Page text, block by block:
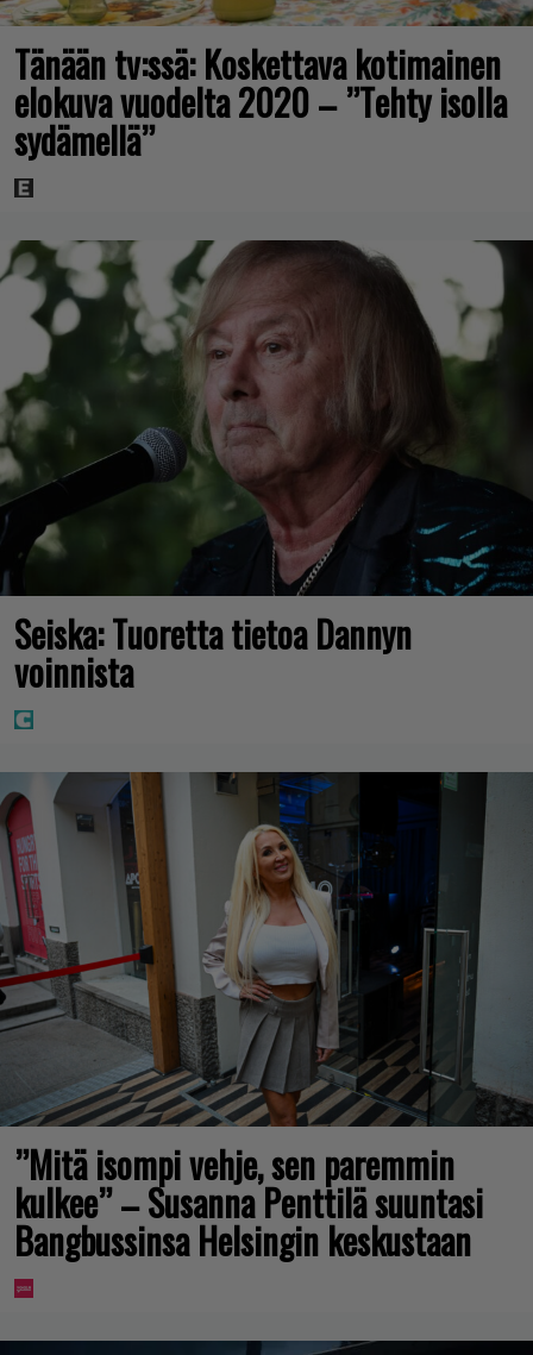
Tänään tv:ssä: Koskettava kotimainen
elokuva vuodelta 2020 – ”Tehty isolla
sydämellä”
Seiska: Tuoretta tietoa Dannyn
voinnista
”Mitä isompi vehje, sen paremmin
kulkee” – Susanna Penttilä suuntasi
Bangbussinsa Helsingin keskustaan